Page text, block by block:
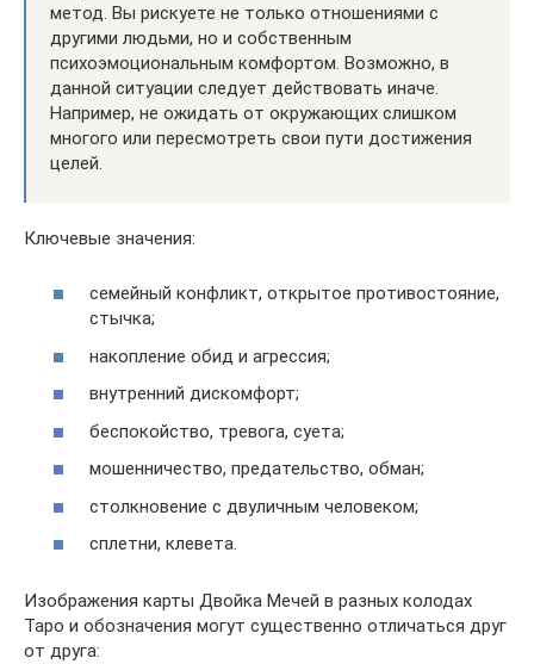
метод. Вы рискуете не только отношениями с
другими людьми, но и собственным
психоэмоциональным комфортом. Возможно, в
данной ситуации следует действовать иначе.
Например, не ожидать от окружающих слишком
многого или пересмотреть свои пути достижения
целей.
Ключевые значения:
семейный конфликт, открытое противостояние,
стычка;
накопление обид и агрессия;
внутренний дискомфорт;
беспокойство, тревога, суета;
мошенничество, предательство, обман;
столкновение с двуличным человеком;
сплетни, клевета.
Изображения карты Двойка Мечей в разных колодах
Таро и обозначения могут существенно отличаться друг
от друга: